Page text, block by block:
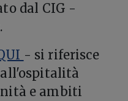
dal CIG -
- si riferisce
e ambiti